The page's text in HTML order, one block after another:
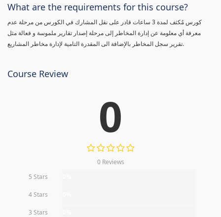
What are the requirements for this course?
كورس مٌكثف لمدة 3 ساعات قادر على نقل المشارك في الكورس من مرحلة عدم
معرفة أي معلومة عن إدارة المخاطر إلى مرحلة إصدار تقارير ملموسة و فعالة مثل
تقرير سجل المخاطر بالإضافة الى المقدرة التامية لإدارة مخاطر المشاريع.
Course Review
0
0 Reviews
5 Stars
4 Stars
3 Stars